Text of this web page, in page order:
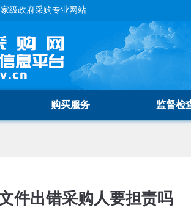
级政府采购专业网站
购买服务 监督检
件出错采购人要担责吗